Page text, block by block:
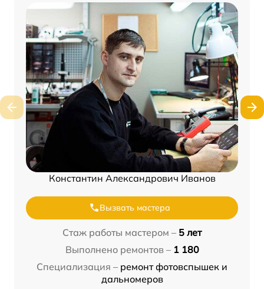
Константин Александрович Иванов
Вызвать мастера
Стаж работы мастером – 5 лет
Выполнено ремонтов – 1 180
Специализация – ремонт фотовспышек и
дальномеров